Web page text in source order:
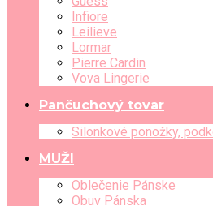
Infiore
Leilieve
Lormar
Pierre Cardin
Vova Lingerie
Pančuchový tovar
Silonkové ponožky,
MUŽI
Oblečenie Pánske
Obuv Pánska